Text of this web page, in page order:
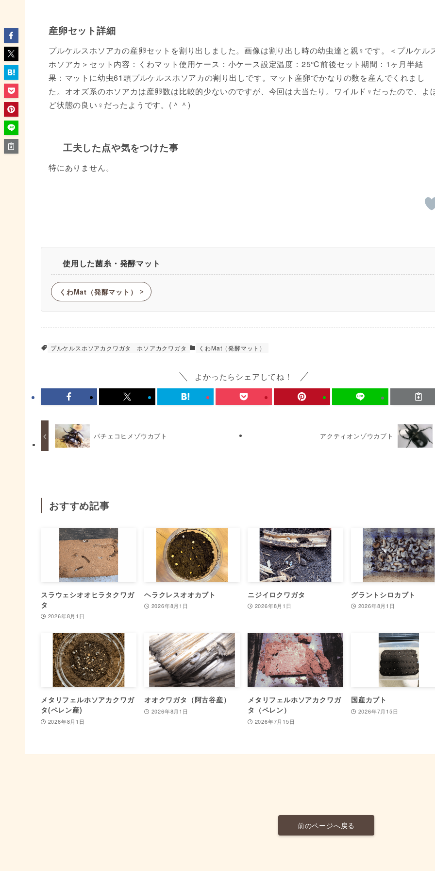
産卵セット詳細
プルケルスホソアカの産卵セットを割り出しました。画像は割り出し時の幼虫達と親♀です。＜プルケル
ホソアカ＞セット内容：くわマット使用ケース：小ケース設定温度：25℃前後セット期間：1ヶ月半結
果：マットに幼虫61頭プルケルスホソアカの割り出しです。マット産卵でかなりの数を産んでくれまし
た。オオズ系のホソアカは産卵数は比較的少ないのですが、今回は大当たり。ワイルド♀だったので、よ
ど状態の良い♀だったようです。(＾＾)
工夫した点や気をつけた事
特にありません。
使用した菌糸・発酵マット
くわMat（発酵マット） ᐳ
プルケルスホソアカクワガタ ホソアカクワガタ くわMat（発酵マット）
よかったらシェアしてね！
パチェコヒメゾウカブト アクティオンゾウカブト
おすすめ記事
スラウェシオオヒラタクワガ
タ
2026年8月1日
ヘラクレスオオカブト
2026年8月1日
ニジイロクワガタ
2026年8月1日
グラントシロカブト
2026年8月1日
メタリフェルホソアカクワガ
タ(ペレン産)
2026年8月1日
オオクワガタ（阿古谷産）
2026年8月1日
メタリフェルホソアカクワガ
タ（ペレン）
2026年7月15日
国産カブト
2026年7月15日
前のページへ戻る